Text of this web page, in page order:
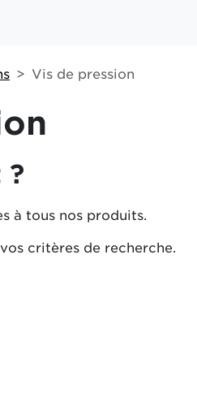
Vis de pression
?
à tous nos produits.
critères de recherche.